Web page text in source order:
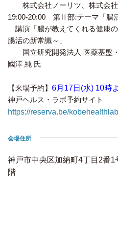
株式会社ノーリツ、株式会社
19:00-20:00 第Ⅱ部:テーマ「腸活
講演「腸が教えてくれる健康
腸活の新常識～」
国立研究開発法人 医薬基盤
國澤 純 氏
【来場予約】 6月17日(水) 10時
神戸ヘルス・ラボ予約サイト
https://reserva.be/kobehealthlab
会場住所
神戸市中央区加納町4丁目2番
階